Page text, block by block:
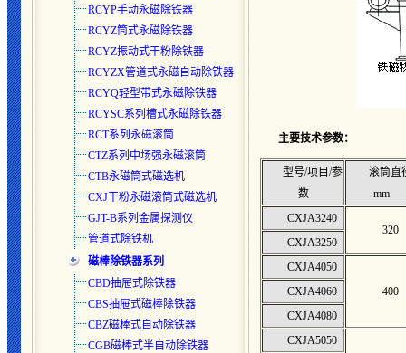
RCYP手动永磁除铁器
RCYZ筒式永磁除铁器
RCYZ振动式干粉除铁器
RCYZX管道式永磁自动除铁器
RCYQ轻型带式永磁除铁器
RCYSC系列槽式永磁除铁器
RCT系列永磁滚筒
CTZ系列中场强永磁滚筒
CTB永磁筒式磁选机
CXJ干粉永磁滚筒式磁选机
GJT-B系列金属探测仪
管道式除铁机
磁棒除铁器系列
CBD抽屉式除铁器
CBS抽屉式磁棒除铁器
CBZ磁棒式自动除铁器
CGB磁棒式半自动除铁器
主要技术参数：
型号/项目/参
数
滚筒直
mm
CXJA3240
320
CXJA3250
CXJA4050
400
CXJA4060
CXJA4080
CXJA5050